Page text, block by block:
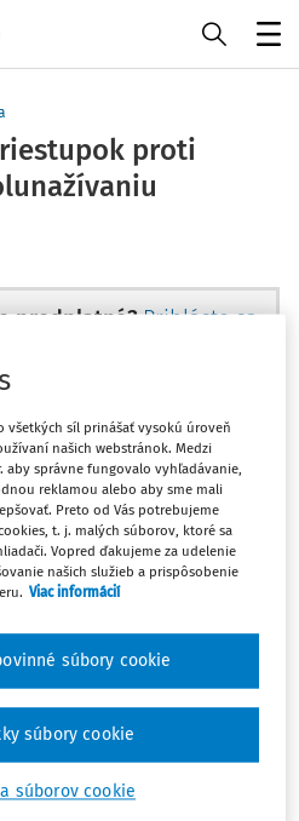
proti
predplatné? Prihláste sa
je len pre
VIP.
zakúpením
získate aj:
obsah portálu
vzory, smart
všetkých síl prinášať vysokú úroveň
našich webstránok. Medzi
správne fungovalo vyhľadávanie,
reklamou alebo aby sme mali
Preto od Vás potrebujeme
t. j. malých súborov, ktoré sa
Vopred ďakujeme za udelenie
našich služieb a prispôsobenie
Viac informácií
súborov cookie
súbory cookie
súbory cookie